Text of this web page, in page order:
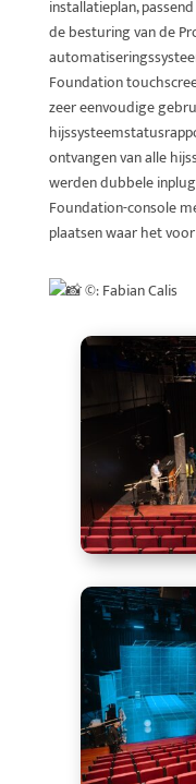
installatieplan,
de besturing van de
Foundation
zeer eenvoudige
ontvangen van alle
werden dubbele
Foundation-console
plaatsen waar het
©: Fabian Calis